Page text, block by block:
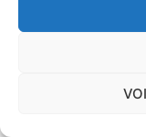
,
façades et